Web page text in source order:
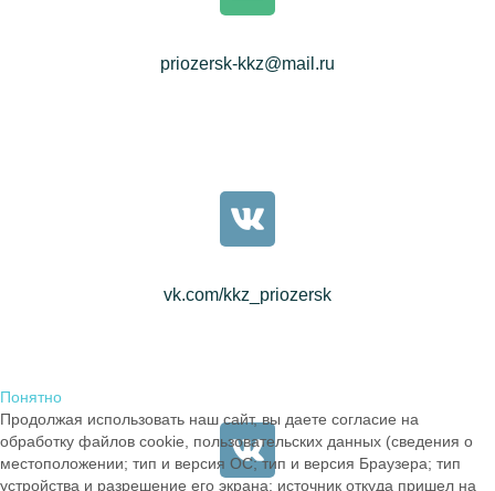
priozersk-kkz@mail.ru
vk.com/kkz_priozersk
Понятно
Продолжая использовать наш сайт, вы даете согласие на
обработку файлов cookie, пользовательских данных (сведения о
местоположении; тип и версия ОС; тип и версия Браузера; тип
устройства и разрешение его экрана; источник откуда пришел на